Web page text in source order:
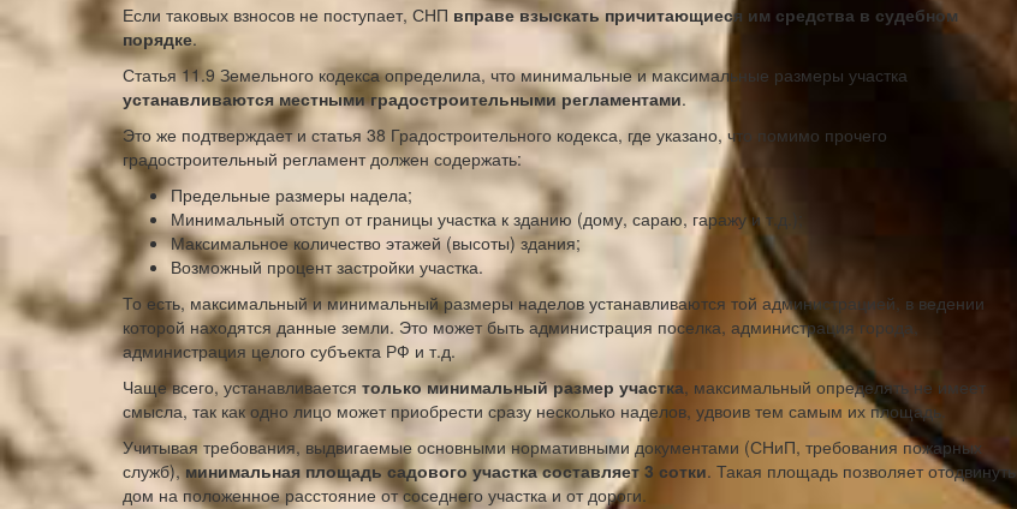
Если таковых взносов не поступает, СНП вправе взыскать причитающиеся им средства в судебном
порядке.
Статья 11.9 Земельного кодекса определила, что минимальные и максимальные размеры участка
устанавливаются местными градостроительными регламентами.
Это же подтверждает и статья 38 Градостроительного кодекса, где указано, что помимо прочего
градостроительный регламент должен содержать:
Предельные размеры надела;
Минимальный отступ от границы участка к зданию (дому, сараю, гаражу и т.д.);
Максимальное количество этажей (высоты) здания;
Возможный процент застройки участка.
То есть, максимальный и минимальный размеры наделов устанавливаются той администрацией, в ведении
которой находятся данные земли. Это может быть администрация поселка, администрация города,
администрация целого субъекта РФ и т.д.
Чаще всего, устанавливается только минимальный размер участка, максимальный определять не имеет
смысла, так как одно лицо может приобрести сразу несколько наделов, удвоив тем самым их площадь.
Учитывая требования, выдвигаемые основными нормативными документами (СНиП, требования пожарных
служб),минимальная площадь садового участка составляет 3 сотки. Такая площадь позволяет отодвинуть
дом на положенное расстояние от соседнего участка и от дороги.